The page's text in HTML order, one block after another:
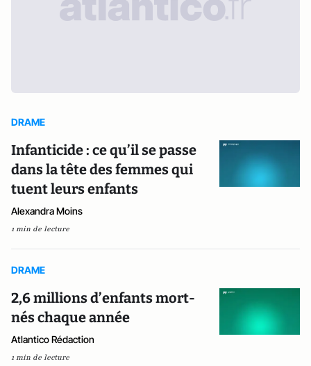
DRAME
Infanticide : ce qu’il se passe
dans la tête des femmes qui
tuent leurs enfants
Alexandra Moins
1 min de lecture
DRAME
2,6 millions d’enfants mort-
nés chaque année
Atlantico Rédaction
1 min de lecture